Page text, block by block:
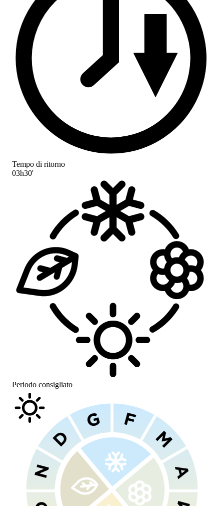
Tempo di ritorno
03h30'
Periodo consigliato